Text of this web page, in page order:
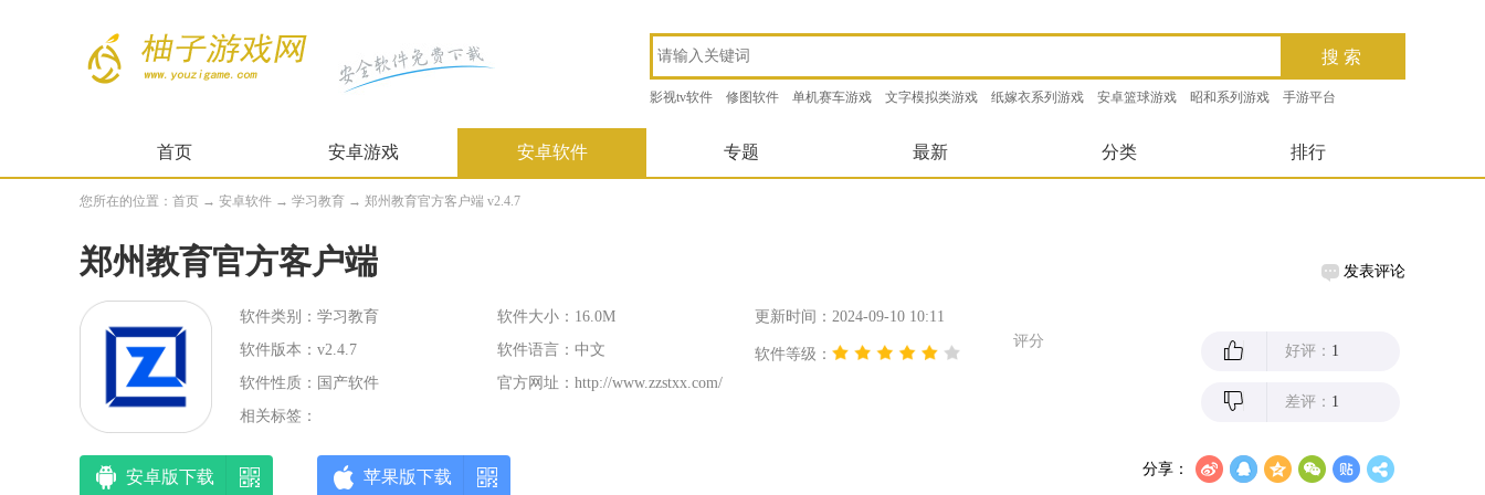
影视tv软件 修图软件 单机赛车游戏 文字模拟类游戏 纸嫁衣系列游戏 安卓篮球游戏 昭和系列游戏 手游平台
首页 安卓游戏 安卓软件 专题 最新 分类 排行
您所在的位置： 首页 → 安卓软件 → 学习教育 → 郑州教育官方客户端 v2.4.7
郑州教育官方客户端 发表评论
软件类别：学习教育 软件大小：16.0M
更新时间：2024-09-10 10:11
软件版本：v2.4.7
软件语言：中文
软件等级：
软件性质：国产软件
官方网址： http://www.zzstxx.com/
相关标签：
评分
好评： 1
差评： 1
安卓版下载 苹果版下载 分享：